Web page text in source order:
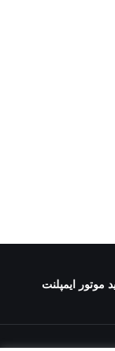
موتور ایمپلنت